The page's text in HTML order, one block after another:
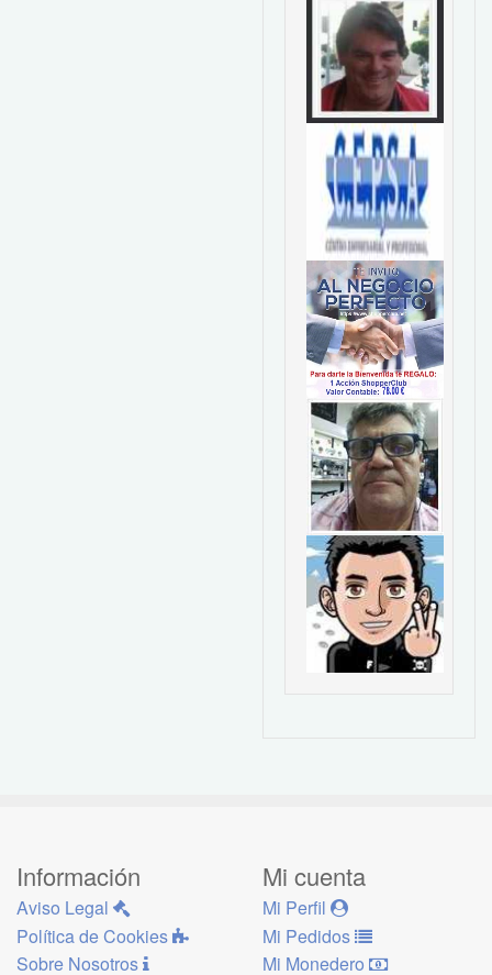
Información
Aviso Legal
Política de Cookies
Sobre Nosotros
Mi cuenta
Mi Perfil
Mi Pedidos
Mi Monedero